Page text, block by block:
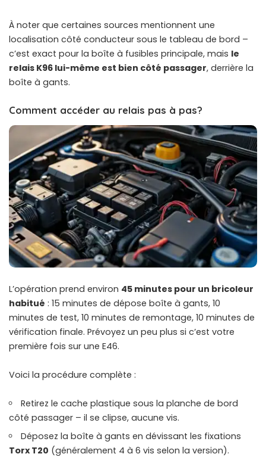
À noter que certaines sources mentionnent une
localisation côté conducteur sous le tableau de bord –
c’est exact pour la boîte à fusibles principale, mais le
relais K96 lui-même est bien côté passager, derrière la
boîte à gants.
Comment accéder au relais pas à pas?
L’opération prend environ 45 minutes pour un bricoleur
habitué : 15 minutes de dépose boîte à gants, 10
minutes de test, 10 minutes de remontage, 10 minutes de
vérification finale. Prévoyez un peu plus si c’est votre
première fois sur une E46.
Voici la procédure complète :
Retirez le cache plastique sous la planche de bord
côté passager – il se clipse, aucune vis.
Déposez la boîte à gants en dévissant les fixations
Torx T20 (généralement 4 à 6 vis selon la version).